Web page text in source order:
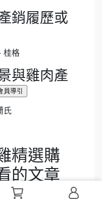
銷履歷或
桂格
與雞肉產
氏
精選購
的文章
法、禁忌與不同使用